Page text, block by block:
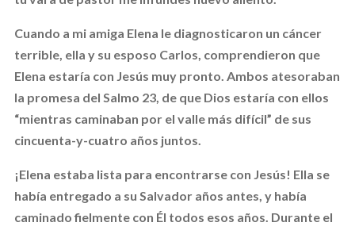
Cuando a mi amiga Elena le diagnosticaron un cáncer
terrible, ella y su esposo Carlos, comprendieron que
Elena estaría con Jesús muy pronto. Ambos atesoraban
la promesa del Salmo 23, de que Dios estaría con ellos
“mientras caminaban por el valle más difícil” de sus
cincuenta-y-cuatro años juntos.
¡Elena estaba lista para encontrarse con Jesús! Ella se
había entregado a su Salvador años antes, y había
caminado fielmente con Él todos esos años. Durante el